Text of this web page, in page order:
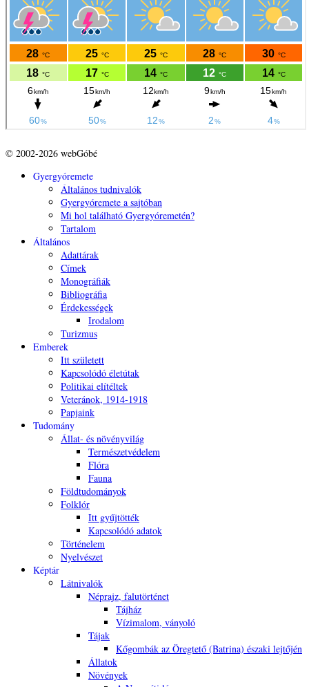
© 2002-2026 webGóbé
Gyergyóremete
Általános tudnivalók
Gyergyóremete a sajtóban
Mi hol található Gyergyóremetén?
Tartalom
Általános
Adattárak
Címek
Monográfiák
Bibliográfia
Érdekességek
Irodalom
Turizmus
Emberek
Itt született
Kapcsolódó életútak
Politikai elítéltek
Veteránok, 1914-1918
Papjaink
Tudomány
Állat- és növényvilág
Természetvédelem
Flóra
Fauna
Földtudományok
Folklór
Itt gyűjtötték
Kapcsolódó adatok
Történelem
Nyelvészet
Képtár
Látnivalók
Néprajz, falutörténet
Tájház
Vízimalom, ványoló
Tájak
Kőgombák az Öregtető (Batrina) északi lejtőjén
Állatok
Növények